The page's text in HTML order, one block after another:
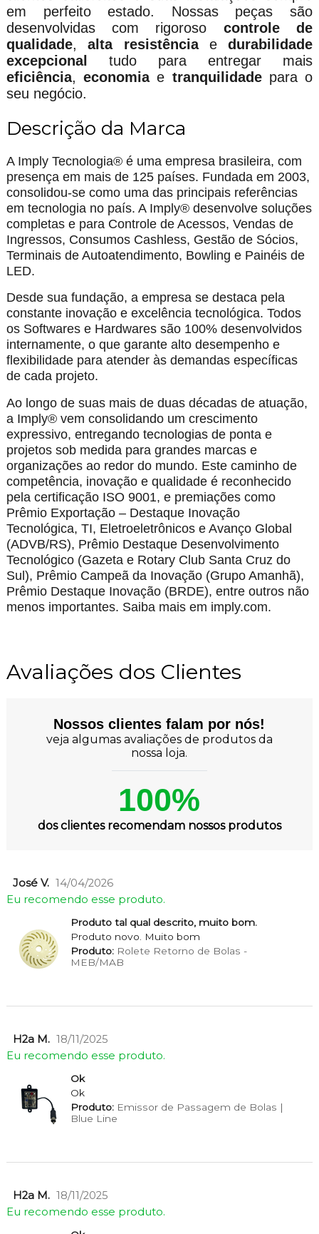
em perfeito estado. Nossas peças são
desenvolvidas com rigoroso controle de
qualidade,alta resistênciaedurabilidade
excepcional tudo para entregar mais
eficiência,economiae tranquilidadepara o
seu negócio.
Descrição da Marca
A Imply Tecnologia® é uma empresa brasileira, com
presença em mais de 125 países. Fundada em 2003,
consolidou-se como uma das principais referências
em tecnologia no país. A Imply® desenvolve soluções
completas e para Controle de Acessos, Vendas de
Ingressos, Consumos Cashless, Gestão de Sócios,
Terminais de Autoatendimento, Bowling e Painéis de
LED.
Desde sua fundação, a empresa se destaca pela
constante inovação e excelência tecnológica. Todos
os Softwares e Hardwares são 100% desenvolvidos
internamente, o que garante alto desempenho e
flexibilidade para atender às demandas específicas
de cada projeto.
Ao longo de suas mais de duas décadas de atuação,
a Imply® vem consolidando um crescimento
expressivo, entregando tecnologias de ponta e
projetos sob medida para grandes marcas e
organizações ao redor do mundo. Este caminho de
competência, inovação e qualidade é reconhecido
pela certificação ISO 9001, e premiações como
Prêmio Exportação – Destaque Inovação
Tecnológica, TI, Eletroeletrônicos e Avanço Global
(ADVB/RS), Prêmio Destaque Desenvolvimento
Tecnológico (Gazeta e Rotary Club Santa Cruz do
Sul), Prêmio Campeã da Inovação (Grupo Amanhã),
Prêmio Destaque Inovação (BRDE), entre outros não
menos importantes. Saiba mais em imply.com.
Avaliações dos Clientes
Nossos clientes falam por nós!
veja algumas avaliações de produtos da
nossa loja.
100%
dos clientes recomendam nossos produtos
José V. 14/04/2026
Eu recomendo esse produto.
Produto tal qual descrito, muito bom.
Produto novo. Muito bom
Produto:Rolete Retorno de Bolas -
MEB/MAB
H2a M. 18/11/2025
Eu recomendo esse produto.
Ok
Ok
Produto:Emissor de Passagem de Bolas |
Blue Line
H2a M. 18/11/2025
Eu recomendo esse produto.